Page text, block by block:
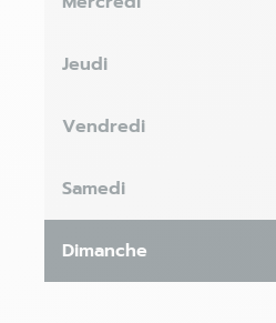
Jeudi
Vendredi
Samedi
Dimanche